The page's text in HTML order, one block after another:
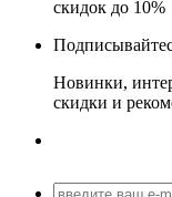
скидок до 10%
Новинки,
скидки и